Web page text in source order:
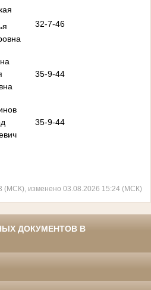
32-7-46
35-9-44
35-9-44
(МСК), изменено 03.08.2026 15:24 (МСК)
ДОКУМЕНТОВ В